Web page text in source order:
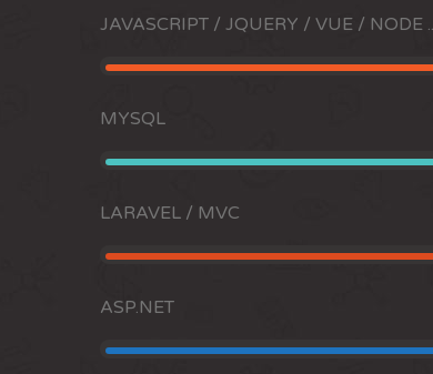
JAVASCRIPT / JQUERY / VUE / NODE
MYSQL
LARAVEL / MVC
ASP.NET